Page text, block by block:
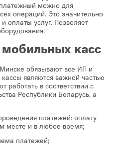
можно для
операций. Это значительно
оплаты услуг. Позволяет
касс
обязывают все ИП и
являются важной частью
работать в соответствии с
Республики Беларусь, а
платежей: оплату
месте и в любое время;
платежей;